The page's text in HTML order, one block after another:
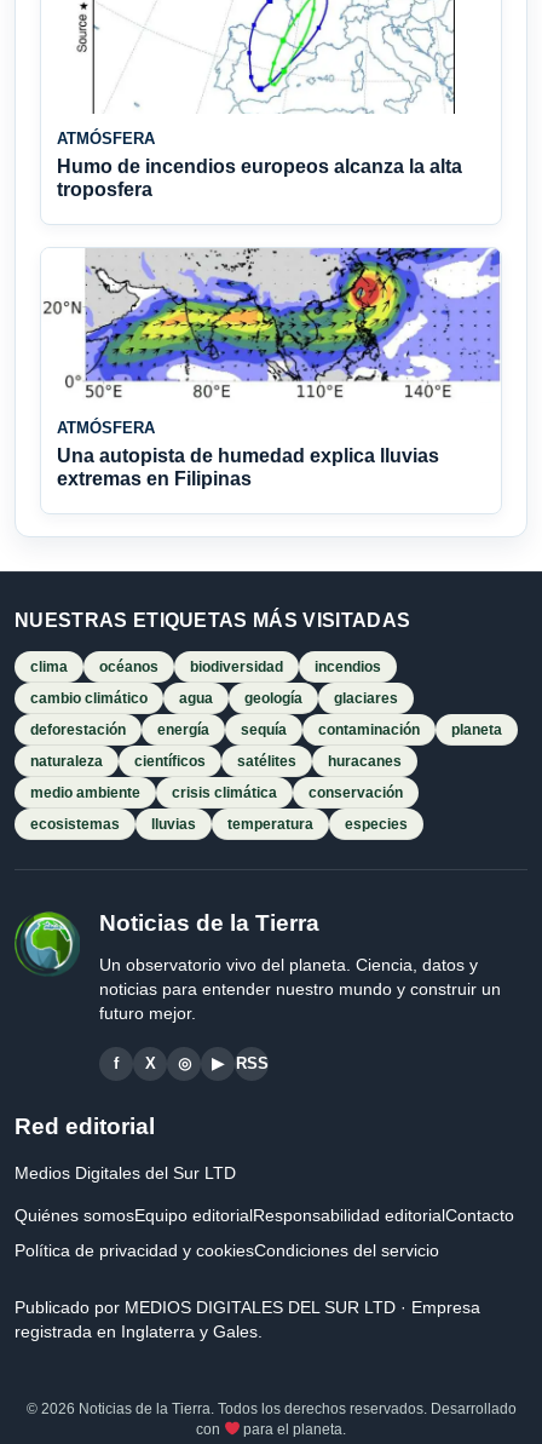
ATMÓSFERA
Humo de incendios europeos alcanza la alta
troposfera
ATMÓSFERA
Una autopista de humedad explica lluvias
extremas en Filipinas
NUESTRAS ETIQUETAS MÁS VISITADAS
clima océanos biodiversidad
incendios
cambio climático
agua geología
glaciares
deforestación
energía sequía contaminación
planeta
naturaleza
científicos satélites
huracanes
medio ambiente
crisis climática
conservación
ecosistemas
lluvias temperatura especies
Noticias de la Tierra
Un observatorio vivo del planeta. Ciencia, datos y
noticias para entender nuestro mundo y construir un
futuro mejor.
f X ◎ ▶ RSS
Red editorial
Medios Digitales del Sur LTD
Quiénes somosEquipo editorialResponsabilidad editorialContacto
Política de privacidad y cookiesCondiciones del servicio
Publicado por MEDIOS DIGITALES DEL SUR LTD · Empresa
registrada en Inglaterra y Gales.
© 2026 Noticias de la Tierra. Todos los derechos reservados. Desarrollado
con
para el planeta.